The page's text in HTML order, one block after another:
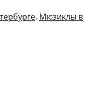
, Мюзиклы в